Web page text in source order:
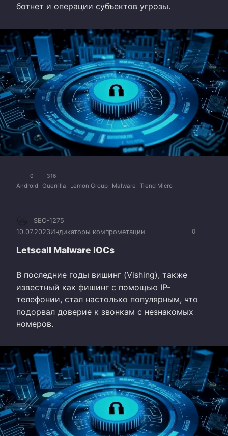
ботнет и операции субъектов угрозы.
0 316
Android Guerrilla Lemon Group Malware Trend Micro
0
SEC-1275
10.07.2023Индикаторы компрометации
Letscall Malware IOCs
В последние годы вишинг (Vishing), также
известный как фишинг с помощью IP-
телефонии, стал настолько популярным, что
подорвал доверие к звонкам с незнакомых
номеров.